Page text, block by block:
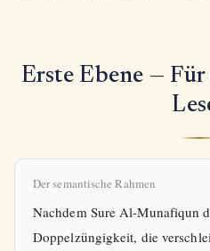
Erste Ebene —
Der semantische Rahmen
Nachdem Sure Al-Munafiqun
Doppelzüngigkeit, die